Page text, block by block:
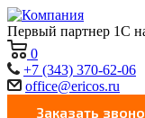
Первый партнер 1С
0
+7 (343) 370-62-06
office@ericos.ru